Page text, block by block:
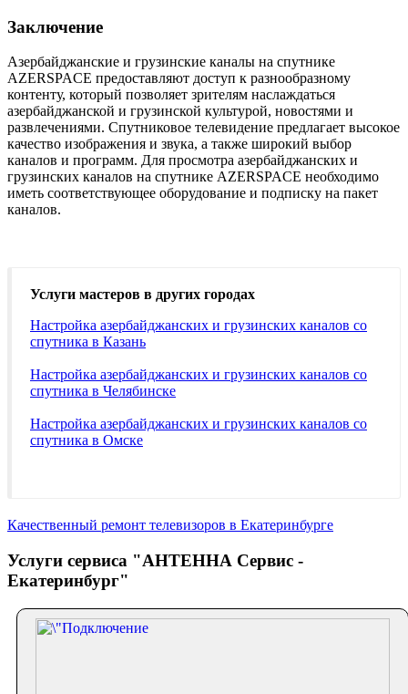
Заключение
Азербайджанские и грузинские каналы на спутнике
AZERSPACE предоставляют доступ к разнообразному
контенту, который позволяет зрителям наслаждаться
азербайджанской и грузинской культурой, новостями и
развлечениями. Спутниковое телевидение предлагает высокое
качество изображения и звука, а также широкий выбор
каналов и программ. Для просмотра азербайджанских и
грузинских каналов на спутнике AZERSPACE необходимо
иметь соответствующее оборудование и подписку на пакет
каналов.
Услуги мастеров в других городах
Настройка азербайджанских и грузинских каналов со
спутника в Казань
Настройка азербайджанских и грузинских каналов со
спутника в Челябинске
Настройка азербайджанских и грузинских каналов со
спутника в Омске
Качественный ремонт телевизоров в Екатеринбурге
Услуги сервиса "АНТЕННА Сервис -
Екатеринбург"